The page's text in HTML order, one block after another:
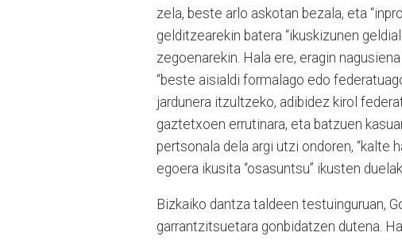
zela, beste arlo askotan bezala, eta
gelditzearekin batera “ikuskizunen
zegoenarekin. Hala ere, eragin
“beste aisialdi formalago edo
jardunera itzultzeko, adibidez kirol
gaztetxoen errutinara, eta batzuen
pertsonala dela argi utzi ondoren, “kalte
egoera ikusita “osasuntsu” ikusten
Bizkaiko dantza taldeen testuinguruan,
garrantzitsuetara gonbidatzen dutena.